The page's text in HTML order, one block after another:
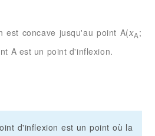
est concave jusqu'au point A(xA;
A est un point d'inflexion.
d'inflexion est un point où la